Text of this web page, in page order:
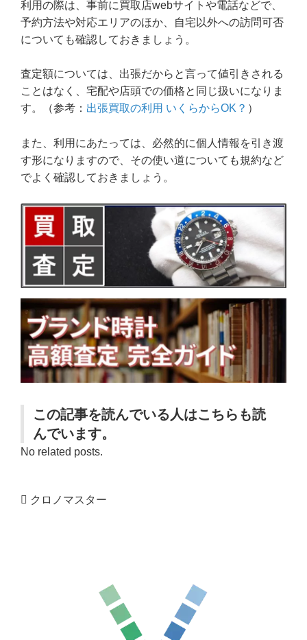
利用の際は、事前に買取店webサイトや電話などで、
予約方法や対応エリアのほか、自宅以外への訪問可否
についても確認しておきましょう。
査定額については、出張だからと言って値引きされる
ことはなく、宅配や店頭での価格と同じ扱いになりま
す。（参考： 出張買取の利用 いくらからOK？ ）
また、利用にあたっては、必然的に個人情報を引き渡
す形になりますので、その使い道についても規約など
でよく確認しておきましょう。
この記事を読んでいる人はこちらも読
んでいます。
No related posts.
クロノマスター